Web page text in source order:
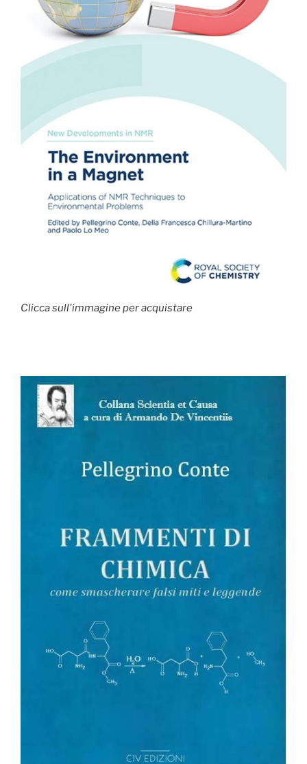
Clicca sull'immagine per acquistare